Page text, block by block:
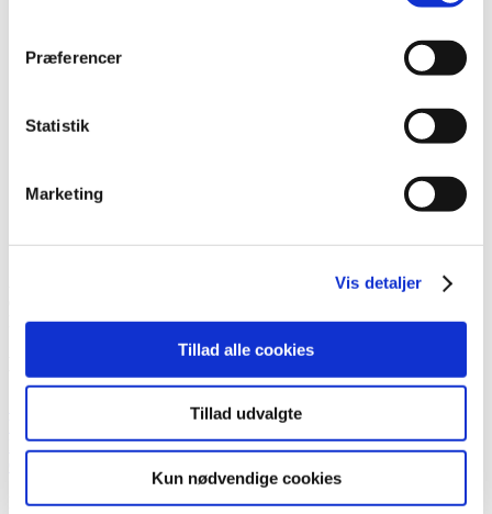
Præferencer
Statistik
Marketing
Vis detaljer
Tillad alle cookies
Tillad udvalgte
Kun nødvendige cookies
Aarhus Kommune er inddelt i fire valgkredse. I hver valgkreds er
kandidat til Folketinget.
Nordkredsen
Kontakt